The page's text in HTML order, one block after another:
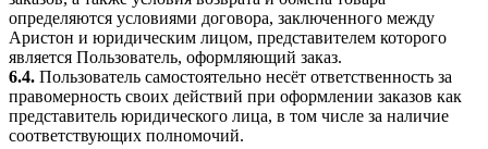
определяются условиями договора, заключенного между
Аристон и юридическим лицом, представителем которого
является Пользователь, оформляющий заказ.
6.4. Пользователь самостоятельно несёт ответственность за
правомерность своих действий при оформлении заказов как
представитель юридического лица, в том числе за наличие
соответствующих полномочий.